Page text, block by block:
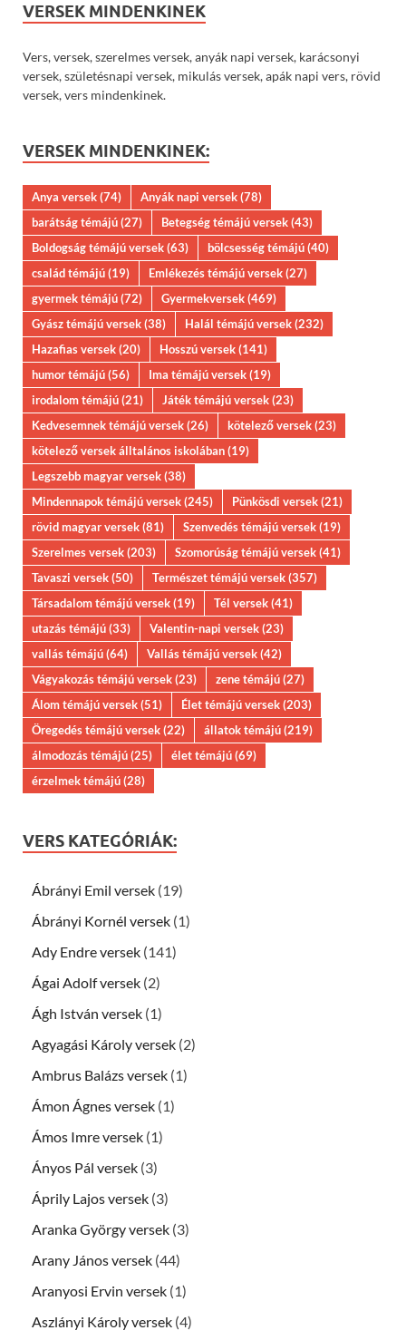
VERSEK MINDENKINEK
Vers, versek, szerelmes versek, anyák napi versek, karácsonyi
versek, születésnapi versek, mikulás versek, apák napi vers, rövid
versek, vers mindenkinek.
VERSEK MINDENKINEK:
Anya versek(74) Anyák napi versek(78)
barátság témájú(27) Betegség témájú versek(43)
Boldogság témájú versek(63) bölcsesség témájú(40)
család témájú(19) Emlékezés témájú versek(27)
gyermek témájú(72) Gyermekversek(469)
Gyász témájú versek(38) Halál témájú versek(232)
Hazafias versek(20) Hosszú versek(141)
humor témájú(56) Ima témájú versek(19)
irodalom témájú(21) Játék témájú versek(23)
Kedvesemnek témájú versek(26) kötelező versek(23)
kötelező versek álltalános iskolában(19)
Legszebb magyar versek(38)
Mindennapok témájú versek(245) Pünkösdi versek(21)
rövid magyar versek(81) Szenvedés témájú versek(19)
Szerelmes versek(203) Szomorúság témájú versek(41)
Tavaszi versek(50) Természet témájú versek(357)
Társadalom témájú versek(19) Tél versek(41)
utazás témájú(33) Valentin-napi versek(23)
vallás témájú(64) Vallás témájú versek(42)
Vágyakozás témájú versek(23) zene témájú(27)
Álom témájú versek(51) Élet témájú versek(203)
Öregedés témájú versek(22) állatok témájú(219)
álmodozás témájú(25) élet témájú(69)
érzelmek témájú(28)
VERS KATEGÓRIÁK:
Ábrányi Emil versek (19)
Ábrányi Kornél versek (1)
Ady Endre versek (141)
Ágai Adolf versek (2)
Ágh István versek (1)
Agyagási Károly versek (2)
Ambrus Balázs versek (1)
Ámon Ágnes versek (1)
Ámos Imre versek (1)
Ányos Pál versek (3)
Áprily Lajos versek (3)
Aranka György versek (3)
Arany János versek (44)
Aranyosi Ervin versek (1)
Aszlányi Károly versek (4)